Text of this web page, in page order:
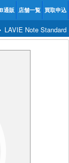
通販 店舗一覧 買取申込
LAVIE Note